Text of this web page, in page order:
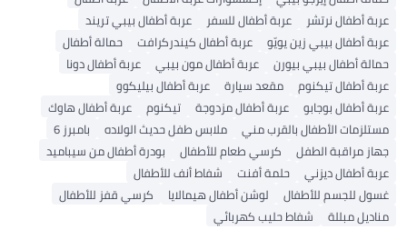
عربة أطفال نرتشر
عربة أطفال للسفر
عربة أطفال بيبي تريند
عربة أطفال بيبي زين يويّو
عربة أطفال كيندركرافت
حمالة أطفال
حمالة أطفال بيبي بيورن
عربة أطفال مون بيبي
عربة أطفال دونا
عربة أطفال تيكنوم
مقعد سيارة
عربة أطفال بيليكوو
عربة أطفال بوجابو
عربة أطفال مزدوجة تيكنوم
عربة أطفال هاوك
مستلزمات الأطفال بالقرب مني
ملابس طفل حديث الولاده
بامبرز 6
جهاز مراقبة الطفل
كرسي طعام للأطفال
بودرة أطفال من سيباميد
عربة أطفال ديزني
حلمة أفنت
شفاط أنف للأطفال
غسول للجسم للأطفال
لوشن أطفال هيمالايا
كرسي قفز للأطفال
مناديل مبللة
شفاط حليب كهربائي